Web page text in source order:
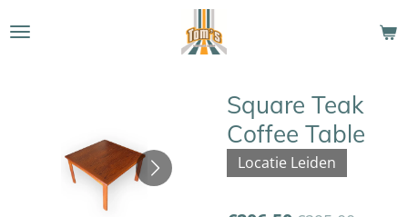
to
Square Teak
Coffee Table
Locatie Leiden